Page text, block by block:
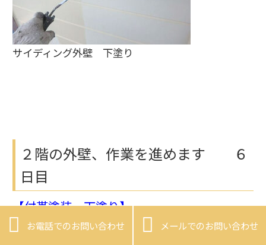
サイディング外壁 下塗り
２階の外壁、作業を進めます ６
日目
【付帯塗装 下塗り】
 お電話でのお問い合わせ  メールでのお問い合わせ